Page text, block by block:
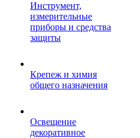
Инструмент,
измерительные
приборы и средства
защиты
Крепеж и химия
общего назначения
Освещение
декоративное